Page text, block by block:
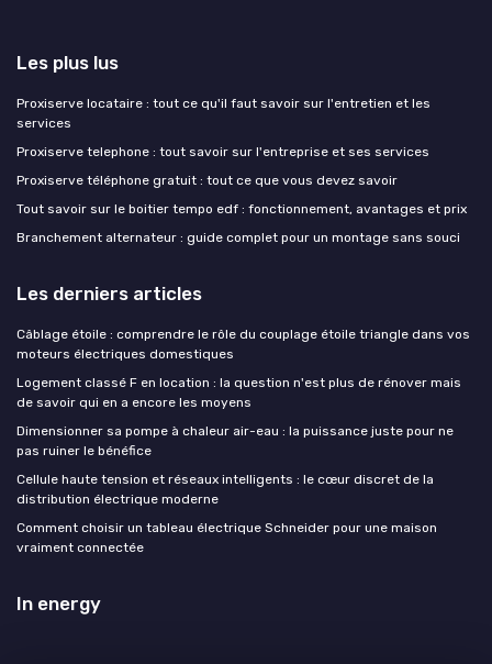
Les plus lus
Proxiserve locataire : tout ce qu'il faut savoir sur l'entretien et les
services
Proxiserve telephone : tout savoir sur l'entreprise et ses services
Proxiserve téléphone gratuit : tout ce que vous devez savoir
Tout savoir sur le boitier tempo edf : fonctionnement, avantages et prix
Branchement alternateur : guide complet pour un montage sans souci
Les derniers articles
Câblage étoile : comprendre le rôle du couplage étoile triangle dans vos
moteurs électriques domestiques
Logement classé F en location : la question n'est plus de rénover mais
de savoir qui en a encore les moyens
Dimensionner sa pompe à chaleur air-eau : la puissance juste pour ne
pas ruiner le bénéfice
Cellule haute tension et réseaux intelligents : le cœur discret de la
distribution électrique moderne
Comment choisir un tableau électrique Schneider pour une maison
vraiment connectée
In energy